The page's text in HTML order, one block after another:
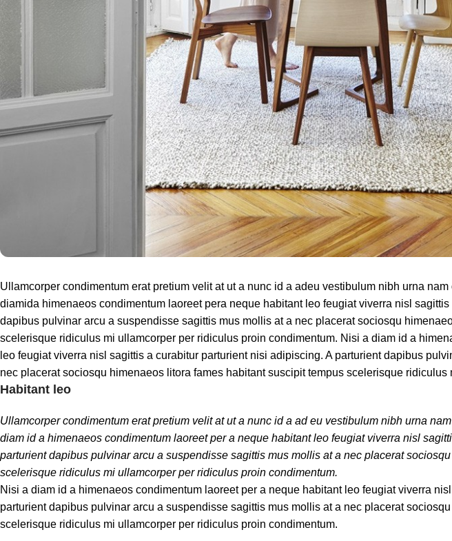
Ullamcorper condimentum erat pretium velit at ut a nunc id a adeu vestibulum nibh urna
diamida himenaeos condimentum laoreet pera neque habitant leo feugiat viverra nisl
dapibus pulvinar arcu a suspendisse sagittis mus mollis at a nec placerat sociosqu
scelerisque ridiculus mi ullamcorper per ridiculus proin condimentum. Nisi a diam id a
leo feugiat viverra nisl sagittis a curabitur parturient nisi adipiscing. A parturient dapibus
nec placerat sociosqu himenaeos litora fames habitant suscipit tempus scelerisque
Habitant leo
Ullamcorper condimentum erat pretium velit at ut a nunc id a ad eu vestibulum nibh urna
diam id a himenaeos condimentum laoreet per a neque habitant leo feugiat viverra nisl
parturient dapibus pulvinar arcu a suspendisse sagittis mus mollis at a nec placerat
scelerisque ridiculus mi ullamcorper per ridiculus proin condimentum.
Nisi a diam id a himenaeos condimentum laoreet per a neque habitant leo feugiat viverra
parturient dapibus pulvinar arcu a suspendisse sagittis mus mollis at a nec placerat
scelerisque ridiculus mi ullamcorper per ridiculus proin condimentum.